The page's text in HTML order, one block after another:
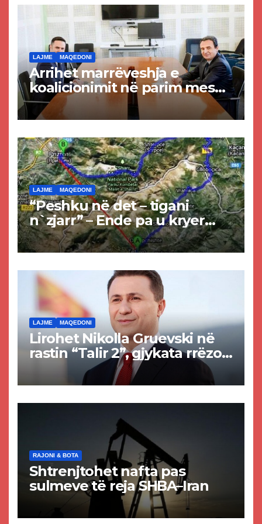
LAJME MAQEDONI
Arrihet marrëveshja e
koalicionimit në parim mes
Kurtit dhe Abdixhikut
LAJME MAQEDONI
“Peshku në det – tigani
n`zjarr” – Ende pa u kryer
projekti i tunelit, komuna e
Tetovës nis punimet për
LAJME MAQEDONI
Lirohet Nikolla Gruevski në
rastin “Talir 2”, gjykata rrëzon
akuzat për ndërtimin e
paligjshëm të selisë së
RAJONI & BOTA
Shtrenjtohet nafta pas
sulmeve të reja SHBA–Iran